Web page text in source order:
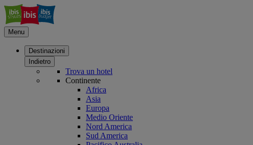
Menu
Destinazioni
Indietro
Trova un hotel
Continente
Africa
Asia
Europa
Medio Oriente
Nord America
Sud America